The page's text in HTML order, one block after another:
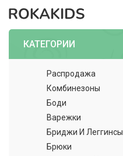
КАТЕГОРИИ
Распродажа
Комбинезоны
Боди
Варежки
Бриджи И Леггинсы
Брюки